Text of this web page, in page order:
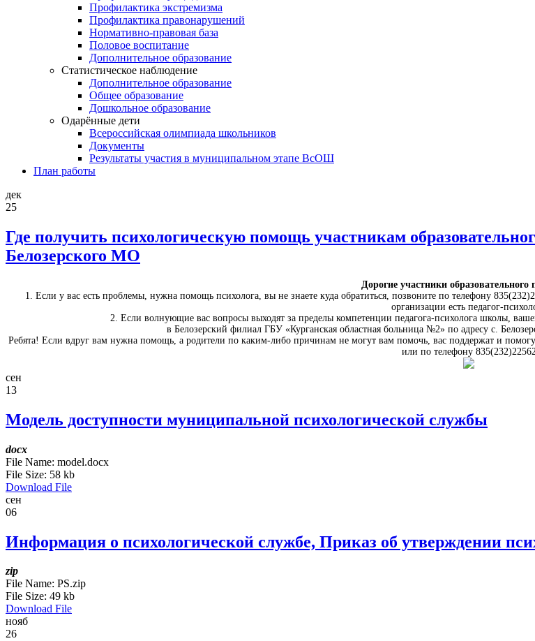
Профилактика экстремизма
Профилактика правонарушений
Нормативно-правовая база
Половое воспитание
Дополнительное образование
Статистическое наблюдение
Дополнительное образование
Общее образование
Дошкольное образование
Одарённые дети
Всероссийская олимпиада школьников
Документы
Результаты участия в муниципальном этапе ВсОШ
План работы
дек
25
Где получить психологическую помощь участникам
Белозерского МО
Дорогие участники образовательного
1. Если у вас есть проблемы, нужна помощь психолога, вы не знаете куда обратиться, позвоните по телефону
организации есть педагог-
2. Если волнующие вас вопросы выходят за пределы компетенции педагога-психолога школы,
в Белозерский филиал ГБУ «Курганская областная больница №2» по адресу с.
Ребята! Если вдруг вам нужна помощь, а родители по каким-либо причинам не могут вам помочь, вас поддержат и
или по телефону 835(232)22562
сен
13
Модель доступности муниципальной психологической службы
docx
File Name: model.docx
File Size: 58 kb
Download File
сен
06
Информация о психологической службе, Приказ об утверждении
zip
File Name: PS.zip
File Size: 49 kb
Download File
нояб
26